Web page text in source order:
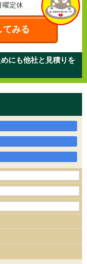
曜定休
てみる
にも他社と見積りを